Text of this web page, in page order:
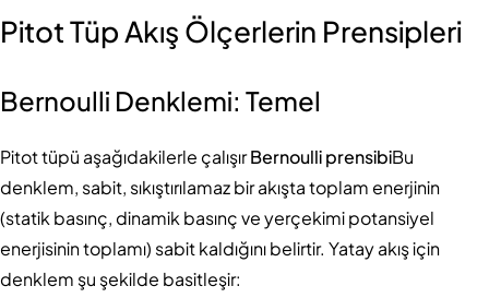
Pitot Tüp Akış Ölçerlerin Prensipleri
Bernoulli Denklemi: Temel
Pitot tüpü aşağıdakilerle çalışırBernoulli prensibiBu
denklem, sabit, sıkıştırılamaz bir akışta toplam enerjinin
(statik basınç, dinamik basınç ve yerçekimi potansiyel
enerjisinin toplamı) sabit kaldığını belirtir. Yatay akış için
denklem şu şekilde basitleşir: